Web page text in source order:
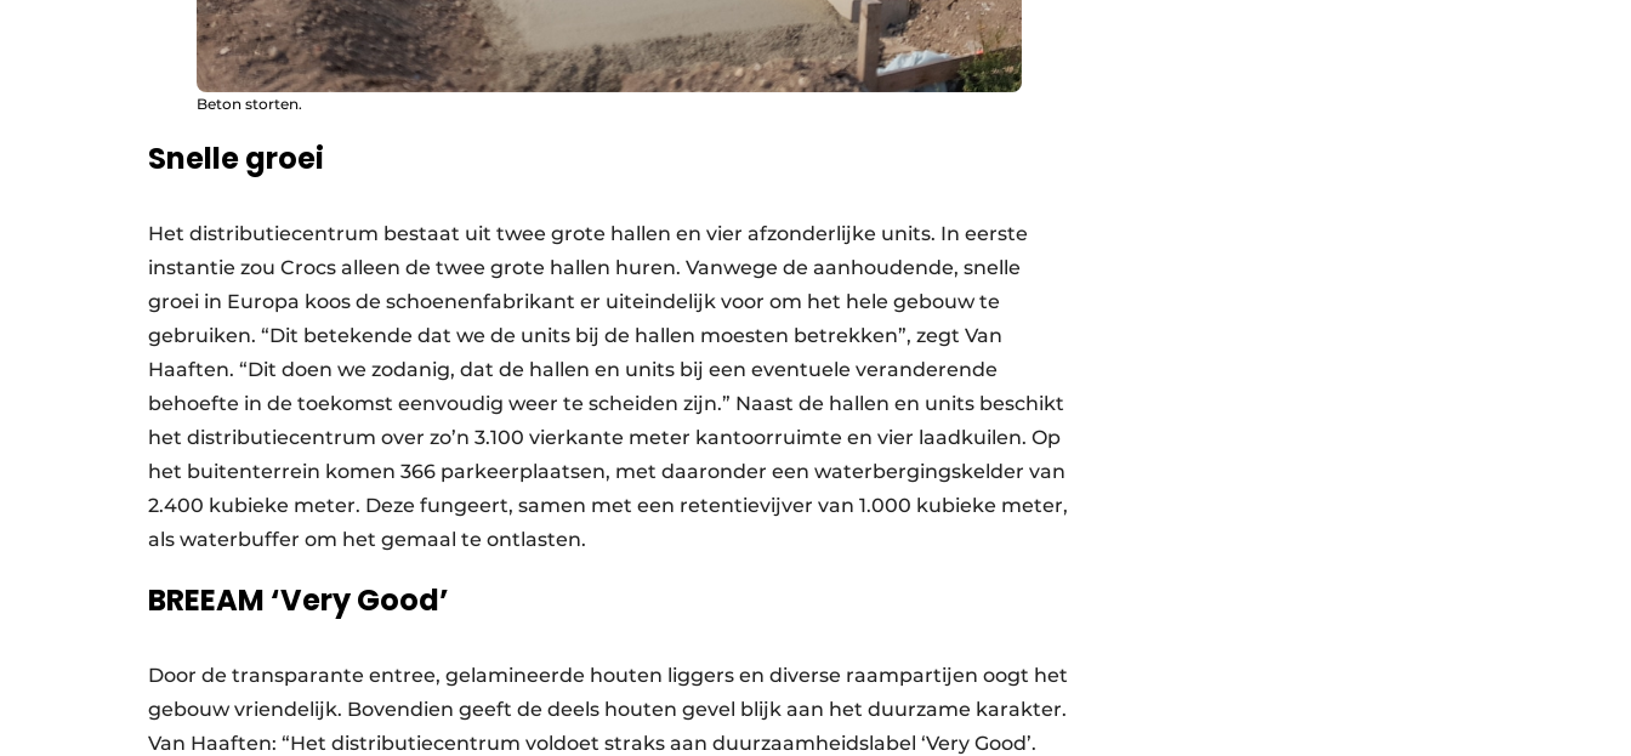
Beton storten.
Snelle groei
Het distributiecentrum bestaat uit twee grote hallen en vier afzonderlijke units. In eerste
instantie zou Crocs alleen de twee grote hallen huren. Vanwege de aanhoudende, snelle
groei in Europa koos de schoenenfabrikant er uiteindelijk voor om het hele gebouw te
gebruiken. “Dit betekende dat we de units bij de hallen moesten betrekken”, zegt Van
Haaften. “Dit doen we zodanig, dat de hallen en units bij een eventuele veranderende
behoefte in de toekomst eenvoudig weer te scheiden zijn.” Naast de hallen en units beschikt
het distributiecentrum over zo’n 3.100 vierkante meter kantoorruimte en vier laadkuilen. Op
het buitenterrein komen 366 parkeerplaatsen, met daaronder een waterbergingskelder van
2.400 kubieke meter. Deze fungeert, samen met een retentievijver van 1.000 kubieke meter,
als waterbuffer om het gemaal te ontlasten.
BREEAM ‘Very Good’
Door de transparante entree, gelamineerde houten liggers en diverse raampartijen oogt het
gebouw vriendelijk. Bovendien geeft de deels houten gevel blijk aan het duurzame karakter.
Van Haaften: “Het distributiecentrum voldoet straks aan duurzaamheidslabel ‘Very Good’.